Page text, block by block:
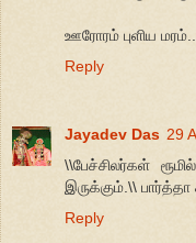
ஊரோரம் புளிய
Reply
Jayadev Das 29
\\பேச்சிலர்கள்
இருக்கும்.\\ பார்த்தா
Reply